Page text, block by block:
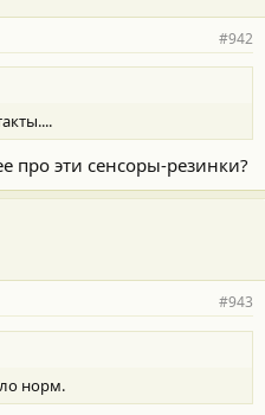
#942
про эти сенсоры-резинки?
#943
норм.